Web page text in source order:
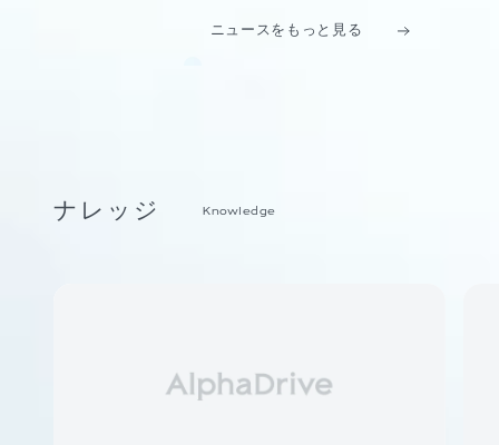
ニュースをもっと見る
ナレッジ Knowledge